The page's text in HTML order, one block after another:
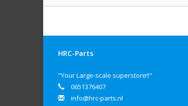
HRC-Parts
"Your Large-scale superstore!!"
0651376407
info@hrc-parts.nl